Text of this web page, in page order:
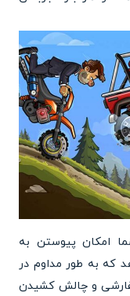
امکان پیوستن به
که به طور مداوم در
و چالش کشیدن